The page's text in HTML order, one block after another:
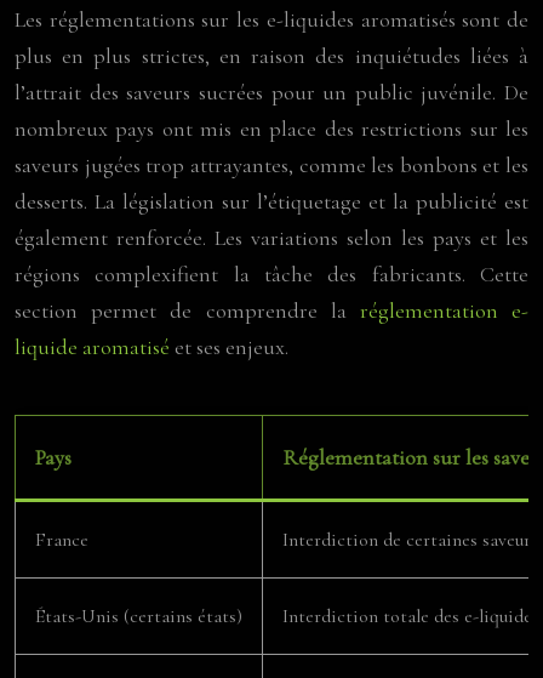
Les réglementations sur les e-liquides aromatisés sont de
plus en plus strictes, en raison des inquiétudes liées à
l’attrait des saveurs sucrées pour un public juvénile. De
nombreux pays ont mis en place des restrictions sur les
saveurs jugées trop attrayantes, comme les bonbons et les
desserts. La législation sur l’étiquetage et la publicité est
également renforcée. Les variations selon les pays et les
régions complexifient la tâche des fabricants. Cette
section permet de comprendre la réglementation e-
liquide aromatisé et ses enjeux.
Pays Réglementation sur les
France Interdiction de certaines
États-Unis (certains états) Interdiction totale des e-liquides